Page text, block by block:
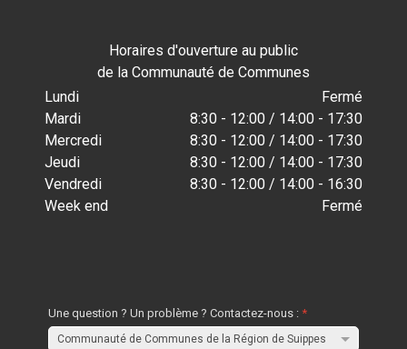
Horaires d'ouverture au public
de la Communauté de Communes
Lundi
Fermé
Mardi
8:30 - 12:00 / 14:00 - 17:30
Mercredi
8:30 - 12:00 / 14:00 - 17:30
Jeudi
8:30 - 12:00 / 14:00 - 17:30
Vendredi
8:30 - 12:00 / 14:00 - 16:30
Week end
Fermé
Une question ? Un problème ? Contactez-nous :*